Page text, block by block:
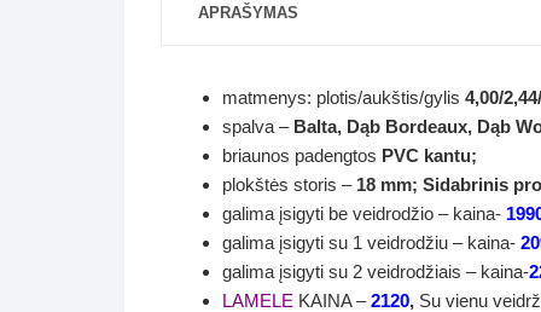
APRAŠYMAS
matmenys: plotis/aukštis/gylis 4,00/
spalva –Balta, Dąb Bordeaux, Dąb
briaunos padengtos PVC kantu;
plokštės storis – 18 mm; Sidabrinis
galima įsigyti be veidrodžio – kaina-
galima įsigyti su 1 veidrodžiu – kaina-
galima įsigyti su 2 veidrodžiais – kaina-
LAMELE KAINA –2120, Su vienu